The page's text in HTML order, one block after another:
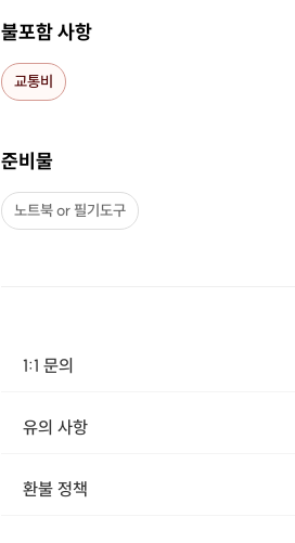
불포함 사항
교통비
준비물
노트북 or 필기도구
1:1 문의
유의 사항
환불 정책